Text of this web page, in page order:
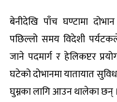
बेनीदेखि पाँच घण्टामा
पछिल्लो समय विदेशी
जाने पदमार्ग र हेलिकप्टर
घटेको दोभानमा यातायात
घुम्नका लागि आउन थालेका छन् ।